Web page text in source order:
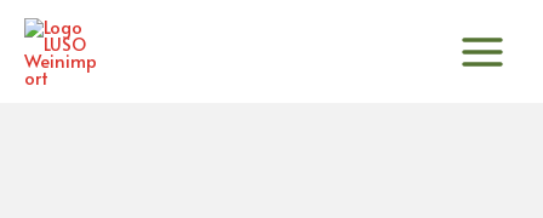
Zum
Inhalt
springen